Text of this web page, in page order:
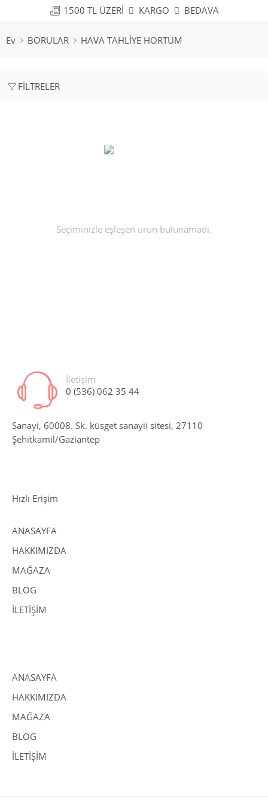
1500 TL ÜZERİ KARGO BEDAVA
Ev BORULAR HAVA TAHLİYE HORTUM
FILTRELER
Seçiminizle eşleşen ürün bulunamadı.
İletişim
0 (536) 062 35 44
Sanayi, 60008. Sk. küsget sanayii sitesi, 27110
Şehitkamil/Gaziantep
Hızlı Erişim
ANASAYFA
HAKKIMIZDA
MAĞAZA
BLOG
İLETİŞİM
ANASAYFA
HAKKIMIZDA
MAĞAZA
BLOG
İLETİŞİM